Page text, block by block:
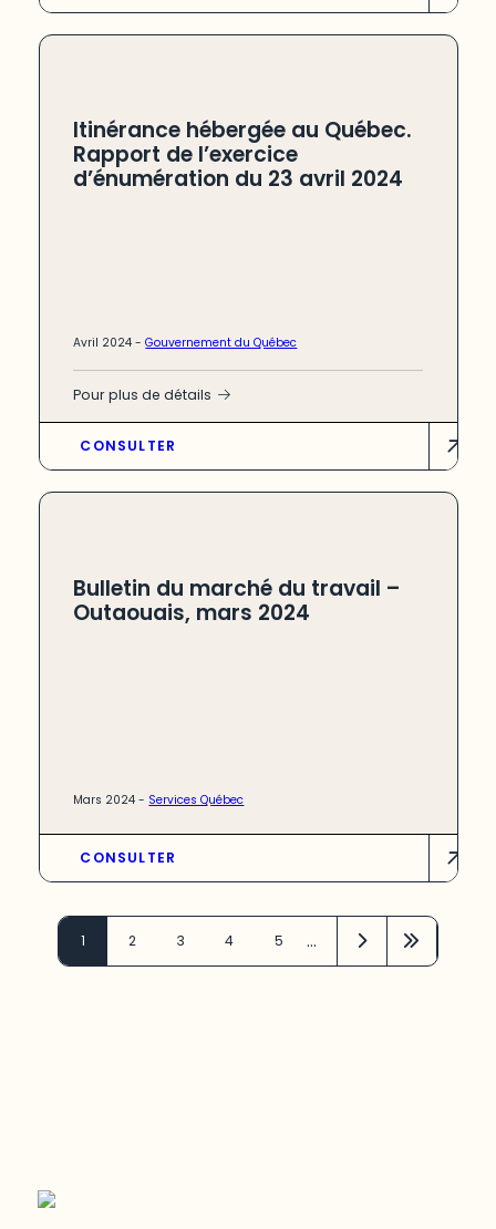
Itinérance hébergée au Québec.
Rapport de l’exercice
d’énumération du 23 avril 2024
Avril 2024 -Gouvernement du Québec
Pour plus de détails
CONSULTER
Bulletin du marché du travail –
Outaouais, mars 2024
Mars 2024 - Services Québec
CONSULTER
1 2 3 4 5 …